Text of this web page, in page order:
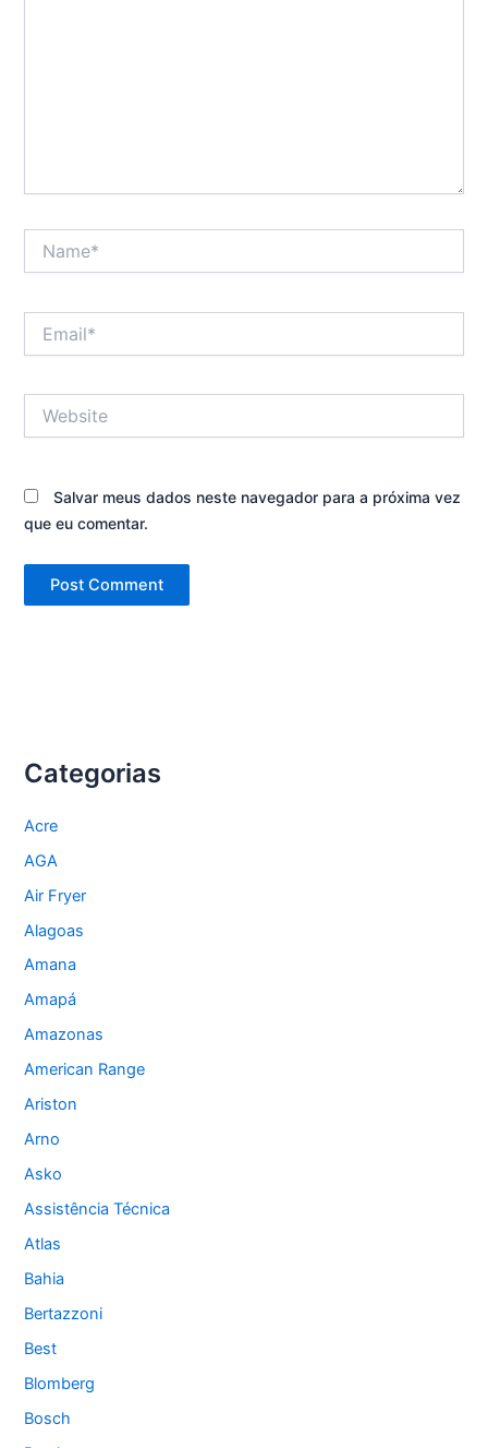
Salvar meus dados neste navegador para a próxima vez
que eu comentar.
Categorias
Acre
AGA
Air Fryer
Alagoas
Amana
Amapá
Amazonas
American Range
Ariston
Arno
Asko
Assistência Técnica
Atlas
Bahia
Bertazzoni
Best
Blomberg
Bosch